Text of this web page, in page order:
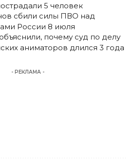
5 человек
сбили силы ПВО над
России 8 июля
почему суд по делу
аниматоров длился 3 года
- РЕКЛАМА -